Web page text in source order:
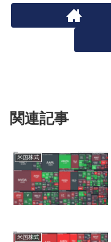
関連記事
米国株式
米国株式